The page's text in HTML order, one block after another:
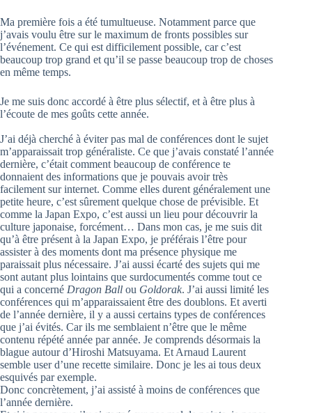
Ma première fois a été tumultueuse. Notamment parce que
j’avais voulu être sur le maximum de fronts possibles sur
l’événement. Ce qui est difficilement possible, car c’est
beaucoup trop grand et qu’il se passe beaucoup trop de choses
en même temps.
Je me suis donc accordé à être plus sélectif, et à être plus à
l’écoute de mes goûts cette année.
J’ai déjà cherché à éviter pas mal de conférences dont le sujet
m’apparaissait trop généraliste. Ce que j’avais constaté l’année
dernière, c’était comment beaucoup de conférence te
donnaient des informations que je pouvais avoir très
facilement sur internet. Comme elles durent généralement une
petite heure, c’est sûrement quelque chose de prévisible. Et
comme la Japan Expo, c’est aussi un lieu pour découvrir la
culture japonaise, forcément… Dans mon cas, je me suis dit
qu’à être présent à la Japan Expo, je préférais l’être pour
assister à des moments dont ma présence physique me
paraissait plus nécessaire. J’ai aussi écarté des sujets qui me
sont autant plus lointains que surdocumentés comme tout ce
qui a concerné Dragon Ball ou Goldorak. J’ai aussi limité les
conférences qui m’apparaissaient être des doublons. Et averti
de l’année dernière, il y a aussi certains types de conférences
que j’ai évités. Car ils me semblaient n’être que le même
contenu répété année par année. Je comprends désormais la
blague autour d’Hiroshi Matsuyama. Et Arnaud Laurent
semble user d’une recette similaire. Donc je les ai tous deux
esquivés par exemple.
Donc concrètement, j’ai assisté à moins de conférences que
l’année dernière.